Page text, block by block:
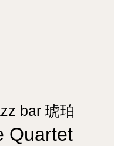
bar 琥珀
Quartet